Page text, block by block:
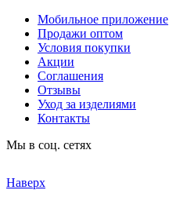
Мобильное приложение
Продажи оптом
Условия покупки
Акции
Соглашения
Отзывы
Уход за изделиями
Контакты
Мы в соц. сетях
Наверх